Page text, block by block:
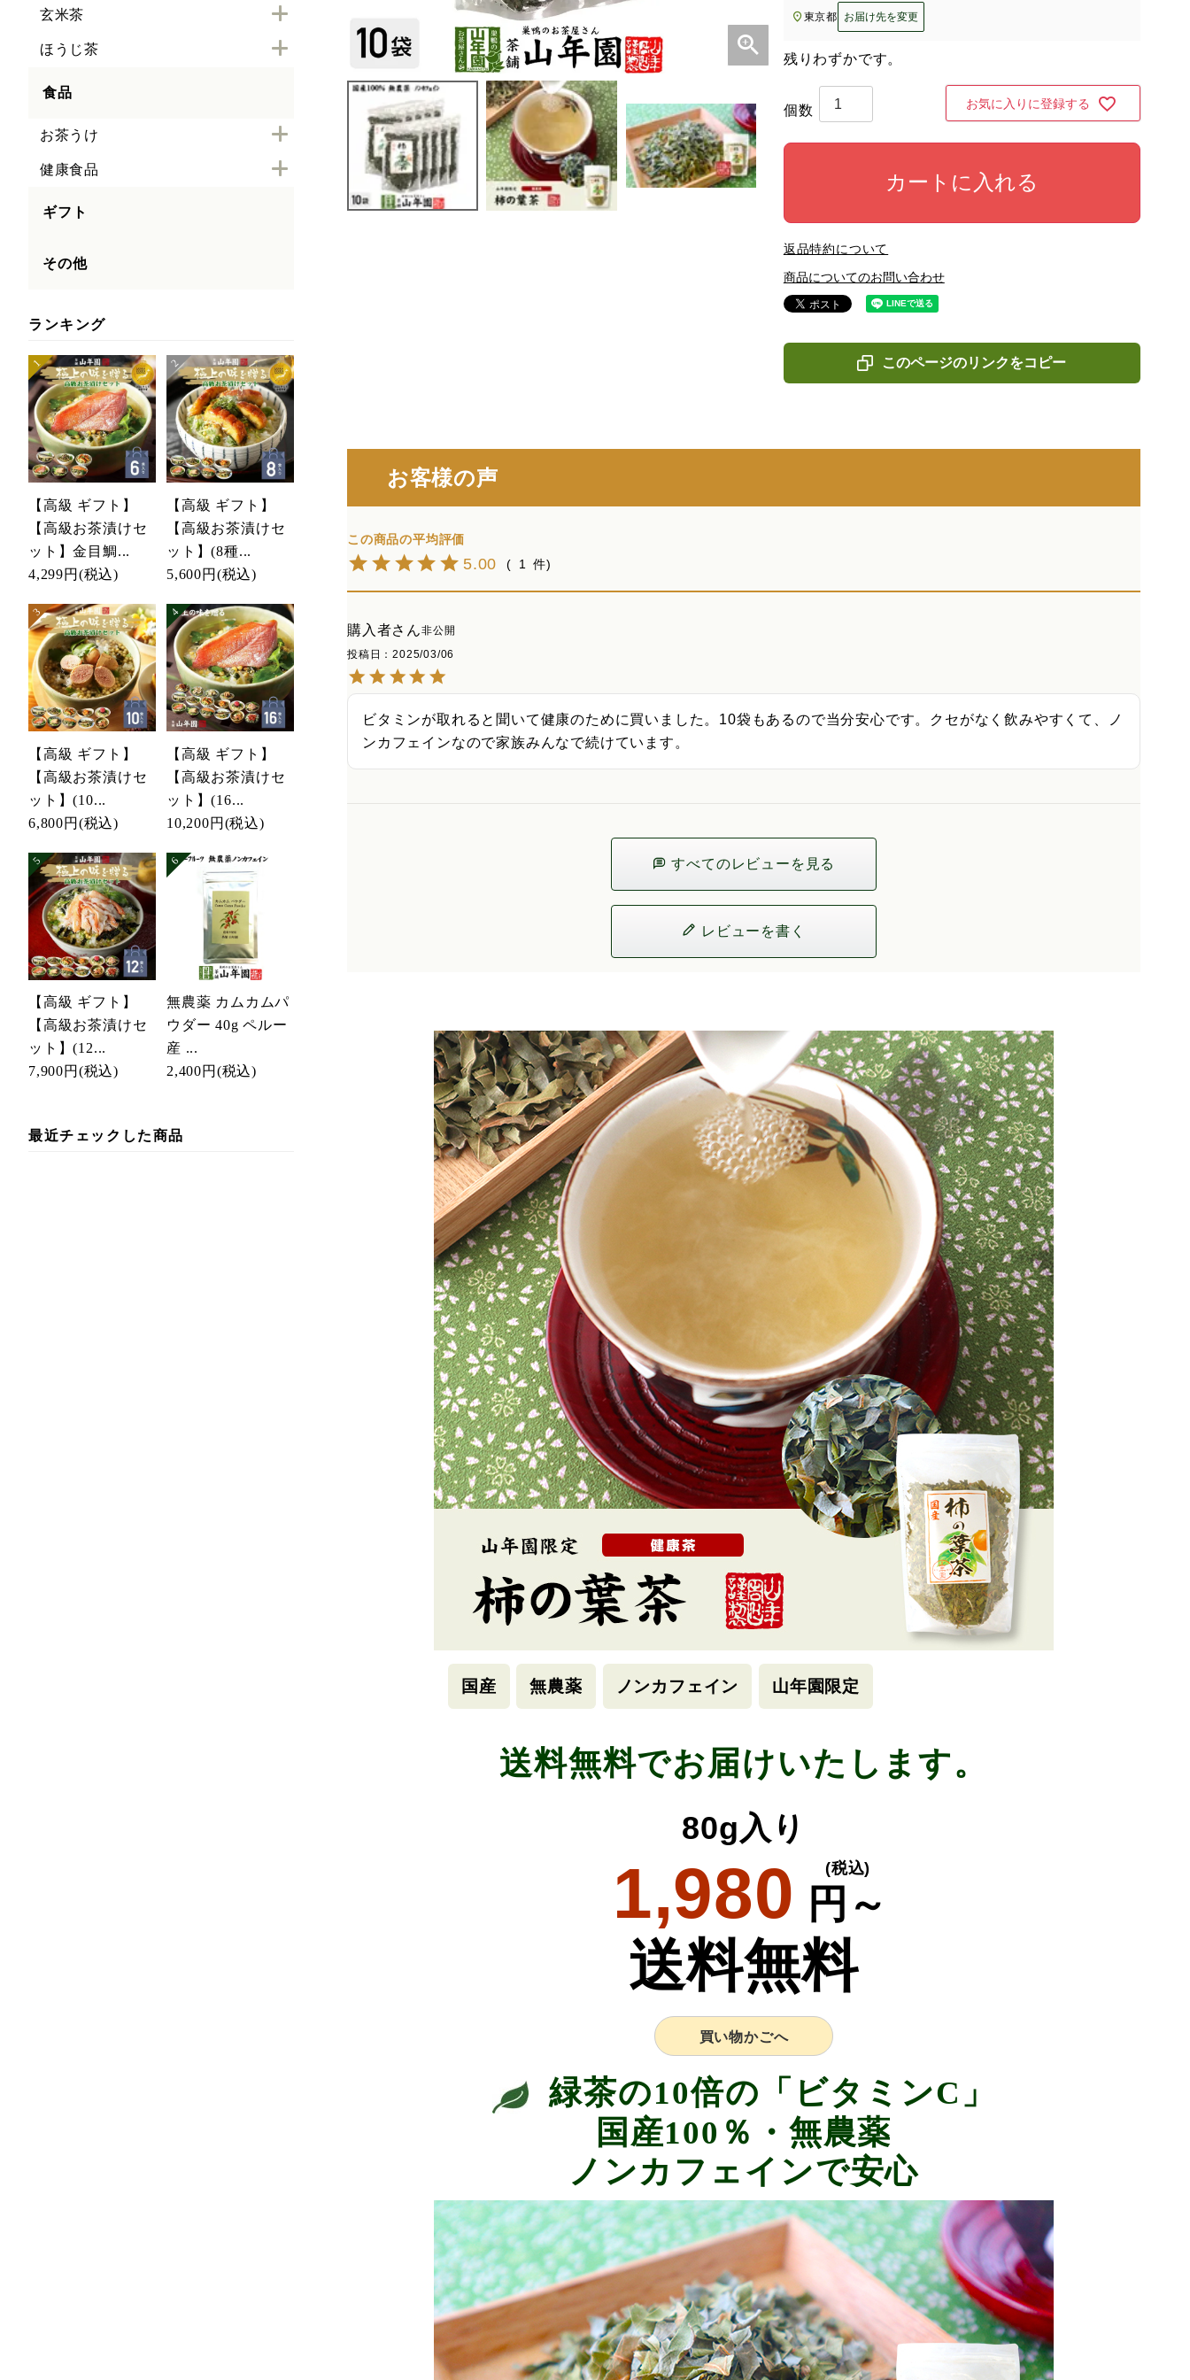
玄米茶
ほうじ茶
食品
お茶うけ
健康食品
ギフト
その他
ランキング
【高級 ギフト】
【高級お茶漬けセ
ット】金目鯛...
4,299円 (税込)
【高級 ギフト】
【高級お茶漬けセ
ット】(8種...
5,600円 (税込)
【高級 ギフト】
【高級お茶漬けセ
ット】(10...
6,800円 (税込)
【高級 ギフト】
【高級お茶漬けセ
ット】(16...
10,200円 (税込)
【高級 ギフト】
【高級お茶漬けセ
ット】(12...
7,900円 (税込)
無農薬 カムカムパ
ウダー 40g ペルー
産 ...
2,400円 (税込)
最近チェックした商品
東京都 お届け先を変更
残りわずかです。
お気に入りに登録する
カートに入れる
返品特約について
商品についてのお問い合わせ
このページのリンクをコピー
お客様の声
5.00 1
購入者
非公開
投稿日
2025/03/06
ビタミンが取れると聞いて健康のために買いました。10袋もあるので当分安心です。クセがなく飲みやすくて、ノ
ンカフェインなので家族みんなで続けています。
すべてのレビューを見る
レビューを書く
国産 無農薬 ノンカフェイン 山年園限定
送料無料でお届けいたします。
80g入り
1,980 円～
(税込)
送料無料
買い物かごへ
緑茶の10倍の「ビタミンC」
国産100％・無農薬
ノンカフェインで安心